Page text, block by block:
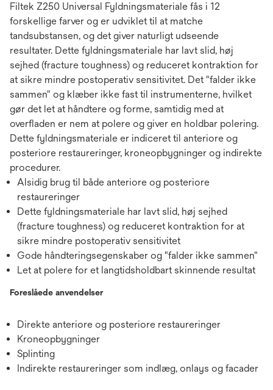
Filtek Z250 Universal Fyldningsmateriale fås i 12
forskellige farver og er udviklet til at matche
tandsubstansen, og det giver naturligt udseende
resultater. Dette fyldningsmateriale har lavt slid, høj
sejhed (fracture toughness) og reduceret kontraktion for
at sikre mindre postoperativ sensitivitet. Det "falder ikke
sammen" og klæber ikke fast til instrumenterne, hvilket
gør det let at håndtere og forme, samtidig med at
overfladen er nem at polere og giver en holdbar polering.
Dette fyldningsmateriale er indiceret til anteriore og
posteriore restaureringer, kroneopbygninger og indirekte
procedurer.
Alsidig brug til både anteriore og posteriore
restaureringer
Dette fyldningsmateriale har lavt slid, høj sejhed
(fracture toughness) og reduceret kontraktion for at
sikre mindre postoperativ sensitivitet
Gode håndteringsegenskaber og "falder ikke sammen"
Let at polere for et langtidsholdbart skinnende resultat
Foreslåede anvendelser
Direkte anteriore og posteriore restaureringer
Kroneopbygninger
Splinting
Indirekte restaureringer som indlæg, onlays og facader